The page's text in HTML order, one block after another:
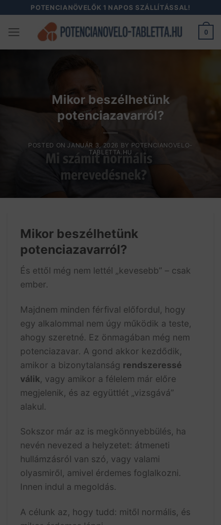
content
POTENCIANÖVELŐK 1 NAPOS SZÁLLÍTÁSSAL!
0
Mikor beszélhetünk
potenciazavarról?
POSTED ON JANUÁR 3, 2026 BY POTENCIANOVELO-
TABLETTA.HU
Mikor beszélhetünk
potenciazavarról?
És ettől még nem lettél „kevesebb” – csak
ember.
Majdnem minden férfival előfordul, hogy
egy alkalommal nem úgy működik a teste,
ahogy szeretné. Ez önmagában még nem
potenciazavar. A gond akkor kezdődik,
amikor a bizonytalanság rendszeressé
válik, vagy amikor a félelem már előre
megjelenik, és az együttlét „vizsgává”
alakul.
Sokszor már az is megkönnyebbülés, ha
nevén nevezed a helyzetet: átmeneti
hullámzásról van szó, vagy valami
olyasmiről, amivel érdemes foglalkozni.
Innen indul a megoldás.
A célunk az, hogy tudd: mitől normális, és